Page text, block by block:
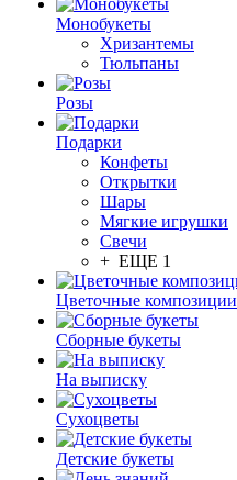
Монобукеты
Хризантемы
Тюльпаны
Розы
Подарки
Конфеты
Открытки
Шары
Мягкие игрушки
Свечи
+ ЕЩЕ 1
Цветочные композиции
Сборные букеты
На выписку
Сухоцветы
Детские букеты